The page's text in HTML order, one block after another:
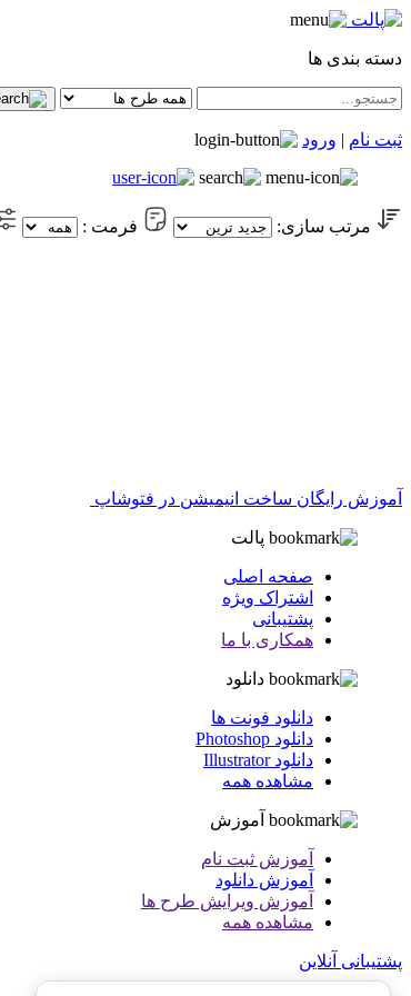
دسته بندی ها
ثبت نام | ورود
مرتب سازی: فرمت :
آموزش رایگان ساخت انیمیشن در فتوشاپ
پالت
صفحه اصلی
اشتراک ویژه
پشتیبانی
همکاری با ما
دانلود
دانلود فونت ها
دانلود Photoshop
دانلود Illustrator
مشاهده همه
آموزش
آموزش ثبت نام
آموزش دانلود
آموزش ویرایش طرح ها
مشاهده همه
پشتیبانی آنلاین